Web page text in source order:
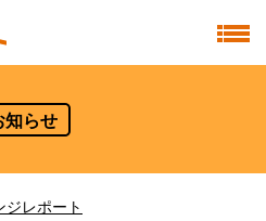
知らせ
ジレポート